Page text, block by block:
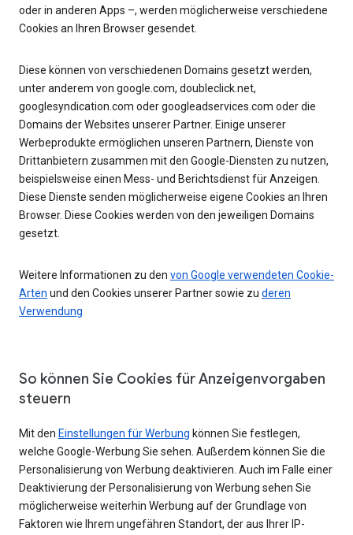
oder in anderen Apps –, werden möglicherweise verschiedene
Cookies an Ihren Browser gesendet.
Diese können von verschiedenen Domains gesetzt werden,
unter anderem von google.com, doubleclick.net,
googlesyndication.com oder googleadservices.com oder die
Domains der Websites unserer Partner. Einige unserer
Werbeprodukte ermöglichen unseren Partnern, Dienste von
Drittanbietern zusammen mit den Google-Diensten zu nutzen,
beispielsweise einen Mess- und Berichtsdienst für Anzeigen.
Diese Dienste senden möglicherweise eigene Cookies an Ihren
Browser. Diese Cookies werden von den jeweiligen Domains
gesetzt.
Weitere Informationen zu den von Google verwendeten Cookie-
Arten und den Cookies unserer Partner sowie zu deren
Verwendung
So können Sie Cookies für Anzeigenvorgaben
steuern
Mit den Einstellungen für Werbung können Sie festlegen,
welche Google-Werbung Sie sehen. Außerdem können Sie die
Personalisierung von Werbung deaktivieren. Auch im Falle einer
Deaktivierung der Personalisierung von Werbung sehen Sie
möglicherweise weiterhin Werbung auf der Grundlage von
Faktoren wie Ihrem ungefähren Standort, der aus Ihrer IP-